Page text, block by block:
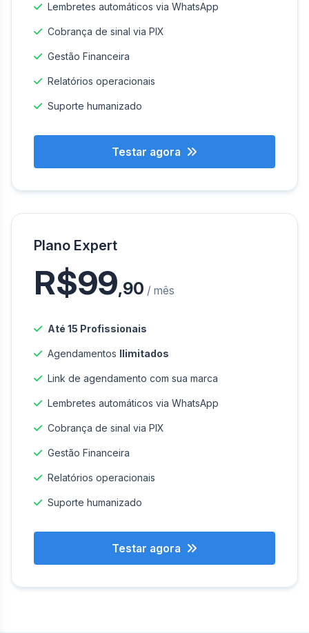
Lembretes automáticos via WhatsApp
Cobrança de sinal via PIX
Gestão Financeira
Relatórios operacionais
Suporte humanizado
Testar agora
Plano Expert
R$99,90 / mês
Até 15 Profissionais
Agendamentos Ilimitados
Link de agendamento com sua marca
Lembretes automáticos via WhatsApp
Cobrança de sinal via PIX
Gestão Financeira
Relatórios operacionais
Suporte humanizado
Testar agora